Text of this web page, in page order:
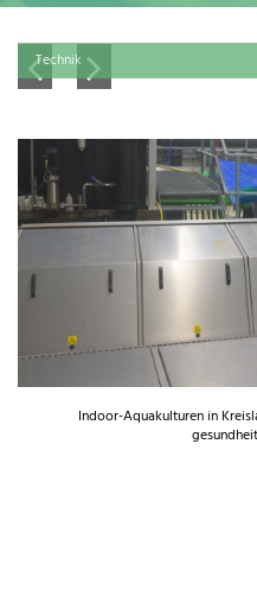
Technik
Indoor-Aquakulturen in